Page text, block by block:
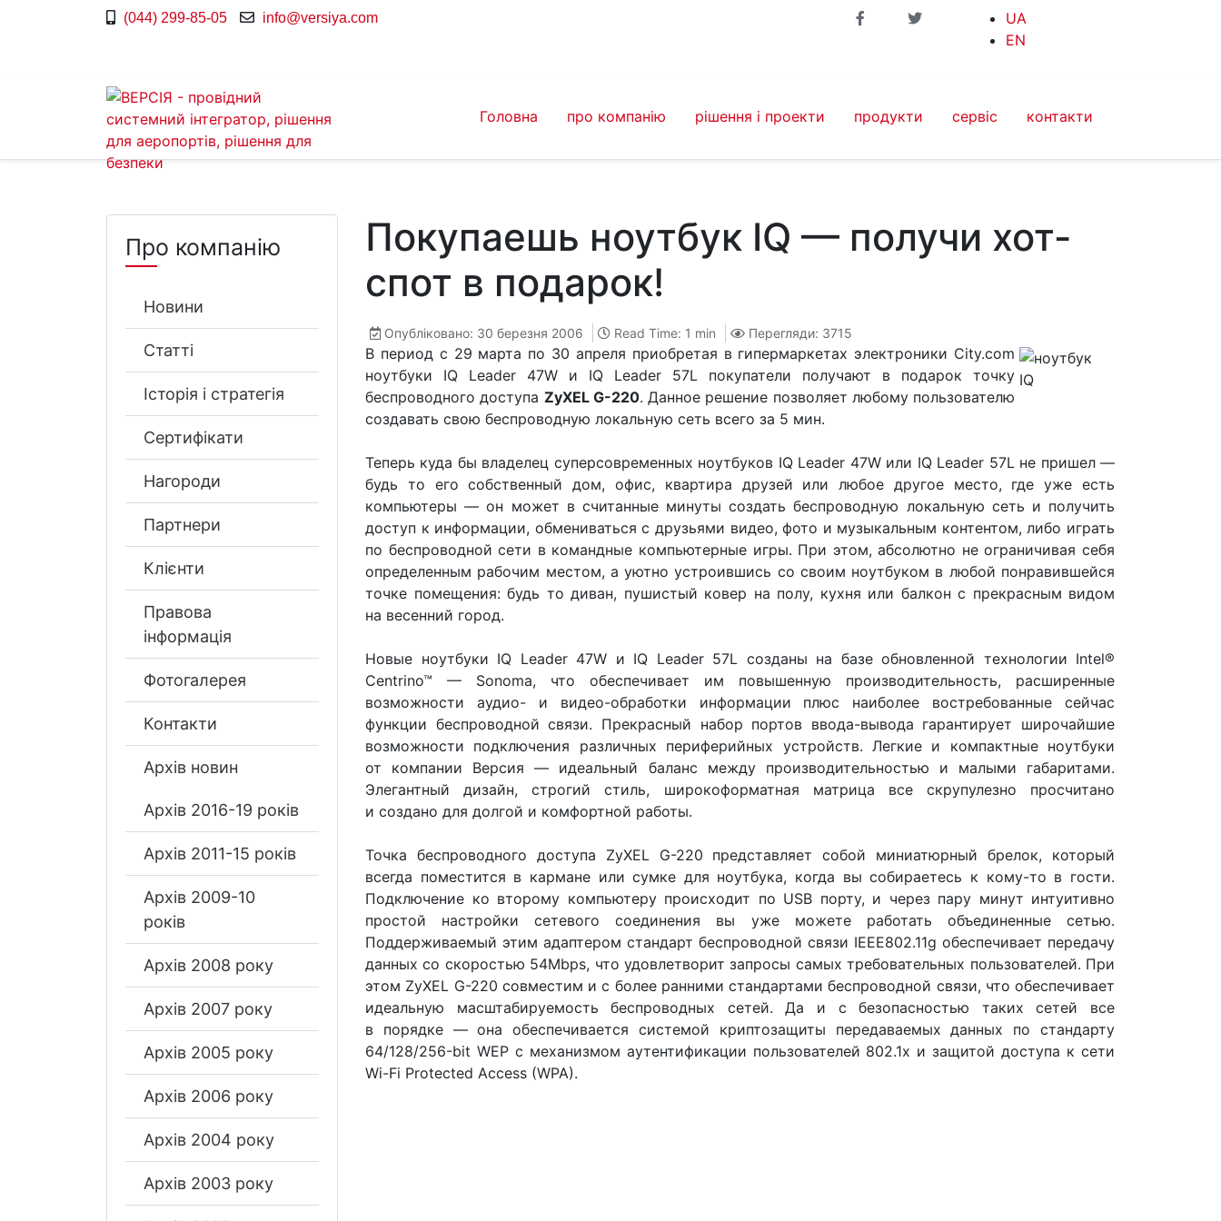
(044) 299-85-05 info@versiya.com
UA
EN
Головна про компанію рішення і проекти продукти сервіс контакти
Про компанію
Новини
Статті
Історія і стратегія
Сертифікати
Нагороди
Партнери
Клієнти
Правова
інформація
Фотогалерея
Контакти
Архів новин
Архів 2016-19 років
Архів 2011-15 років
Архів 2009-10
років
Архів 2008 року
Архів 2007 року
Архів 2005 року
Архів 2006 року
Архів 2004 року
Архів 2003 року
Покупаешь ноутбук IQ — получи хот-
спот в подарок!
Опубліковано: 30 березня 2006 Read Time: 1 min Перегляди: 3715
В период с 29 марта по 30 апреля приобретая в гипермаркетах электроники City.com
ноутбуки IQ Leader 47W и IQ Leader 57L покупатели получают в подарок точку
беспроводного доступа ZyXEL G-220. Данное решение позволяет любому пользователю
создавать свою беспроводную локальную сеть всего за 5 мин.
Теперь куда бы владелец суперсовременных ноутбуков IQ Leader 47W или IQ Leader 57L не пришел —
будь то его собственный дом, офис, квартира друзей или любое другое место, где уже есть
компьютеры — он может в считанные минуты создать беспроводную локальную сеть и получить
доступ к информации, обмениваться с друзьями видео, фото и музыкальным контентом, либо играть
по беспроводной сети в командные компьютерные игры. При этом, абсолютно не ограничивая себя
определенным рабочим местом, а уютно устроившись со своим ноутбуком в любой понравившейся
точке помещения: будь то диван, пушистый ковер на полу, кухня или балкон с прекрасным видом
на весенний город.
Новые ноутбуки IQ Leader 47W и IQ Leader 57L созданы на базе обновленной технологии Intel®
Centrino™ — Sonoma, что обеспечивает им повышенную производительность, расширенные
возможности аудио- и видео-обработки информации плюс наиболее востребованные сейчас
функции беспроводной связи. Прекрасный набор портов ввода-вывода гарантирует широчайшие
возможности подключения различных периферийных устройств. Легкие и компактные ноутбуки
от компании Версия — идеальный баланс между производительностью и малыми габаритами.
Элегантный дизайн, строгий стиль, широкоформатная матрица все скрупулезно просчитано
и создано для долгой и комфортной работы.
Точка беспроводного доступа ZyXEL G-220 представляет собой миниатюрный брелок, который
всегда поместится в кармане или сумке для ноутбука, когда вы собираетесь к кому-то в гости.
Подключение ко второму компьютеру происходит по USB порту, и через пару минут интуитивно
простой настройки сетевого соединения вы уже можете работать объединенные сетью.
Поддерживаемый этим адаптером стандарт беспроводной связи IEEE802.11g обеспечивает передачу
данных со скоростью 54Mbps, что удовлетворит запросы самых требовательных пользователей. При
этом ZyXEL G-220 совместим и с более ранними стандартами беспроводной связи, что обеспечивает
идеальную масштабируемость беспроводных сетей. Да и с безопасностью таких сетей все
в порядке — она обеспечивается системой криптозащиты передаваемых данных по стандарту
64/128/256-bit WEP с механизмом аутентификации пользователей 802.1x и защитой доступа к сети
Wi-Fi Protected Access (WPA).